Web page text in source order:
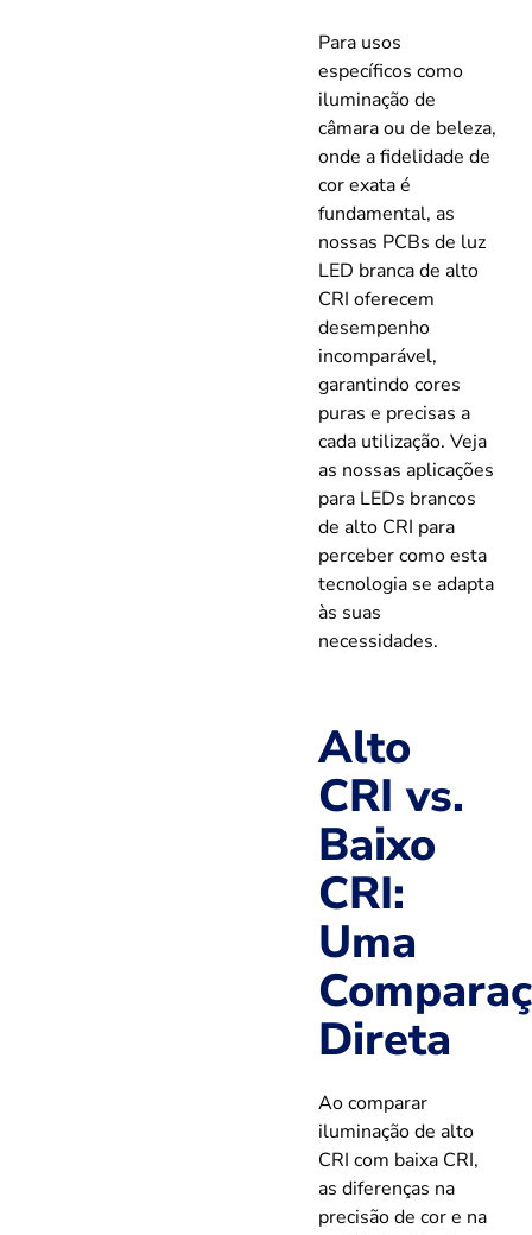
Para usos
específicos como
iluminação de
câmara ou de beleza,
onde a fidelidade de
cor exata é
fundamental, as
nossas PCBs de luz
LED branca de alto
CRI oferecem
desempenho
incomparável,
garantindo cores
puras e precisas a
cada utilização. Veja
as nossas aplicações
para LEDs brancos
de alto CRI para
perceber como esta
tecnologia se adapta
às suas
necessidades.
Alto
CRI vs.
Baixo
CRI:
Uma
Direta
Ao comparar
iluminação de alto
CRI com baixa CRI,
as diferenças na
precisão de cor e na